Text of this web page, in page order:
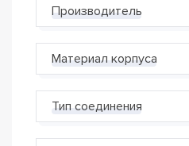
Производитель
Материал корпуса
Тип соединения